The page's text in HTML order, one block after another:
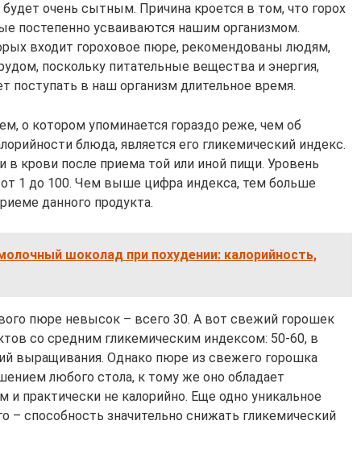
очень сытным. Причина кроется в том, что горох
постепенно усваиваются нашим организмом.
входит гороховое пюре, рекомендованы людям,
поскольку питательные вещества и энергия,
поступать в наш организм длительное время.
о котором упоминается гораздо реже, чем об
блюда, является его гликемический индекс.
крови после приема той или иной пищи. Уровень
от 1 до 100. Чем выше цифра индекса, тем больше
данного продукта.
шоколад при похудении: калорийность,
пюре невысок – всего 30. А вот свежий горошек
со средним гликемическим индексом: 50-60, в
выращивания. Однако пюре из свежего горошка
любого стола, к тому же оно обладает
практически не калорийно. Еще одно уникальное
– способность значительно снижать гликемический